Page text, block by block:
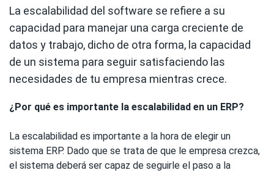
La escalabilidad del software se refiere a su
capacidad para manejar una carga creciente de
datos y trabajo, dicho de otra forma, la capacidad
de un sistema para seguir satisfaciendo las
necesidades de tu empresa mientras crece.
¿Por qué es importante la escalabilidad en un ERP?
La escalabilidad es importante a la hora de elegir un
sistema ERP. Dado que se trata de que le empresa crezca,
el sistema deberá ser capaz de seguirle el paso a la